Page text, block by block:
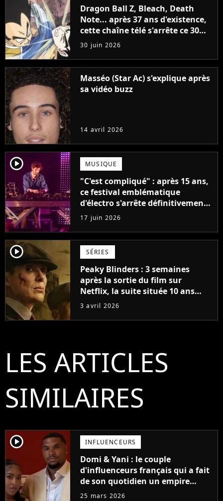
Dragon Ball Z, Bleach, Death
Note... après 37 ans d'existence,
cette chaîne télé s'arrête ce 30
juin 2026 après avoir popularisé
les anime en France
30 juin 2026
Masséo (Star Ac) s'explique après
sa vidéo buzz
14 avril 2026
player2 MUSIQUE
"C'est compliqué" : après 15 ans,
ce festival emblématique
d'électro s'arrête définitivement
après une dernière édition
17 juin 2026
player2 SÉRIES
Peaky Blinders : 3 semaines
après la sortie du film sur
Netflix, la suite située 10 ans
après se dévoile déjà (et il y a un
3 avril 2026
LES ARTICLES
SIMILAIRES
player2 INFLUENCEURS
Domi & Yani : le couple
d'influenceurs français qui a fait
de son quotidien un empire
digital
25 mars 2026